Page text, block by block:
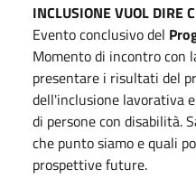
INCLUSIONE VUOL DIRE
Evento conclusivo del
Momento di incontro con
presentare i risultati del
dell'inclusione lavorativa
di persone con disabilità.
che punto siamo e quali
prospettive future.